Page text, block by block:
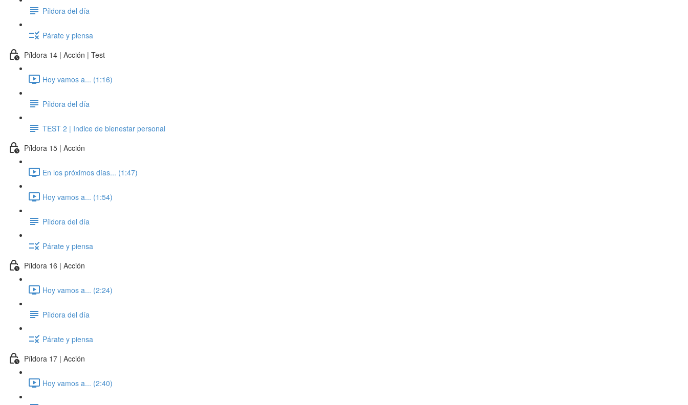
Píldora del día
Párate y piensa
Píldora 14 | Acción | Test
Hoy vamos a... (1:16)
Píldora del día
TEST 2 | Indice de bienestar personal
Píldora 15 | Acción
En los próximos días... (1:47)
Hoy vamos a... (1:54)
Píldora del día
Párate y piensa
Píldora 16 | Acción
Hoy vamos a... (2:24)
Píldora del día
Párate y piensa
Píldora 17 | Acción
Hoy vamos a... (2:40)